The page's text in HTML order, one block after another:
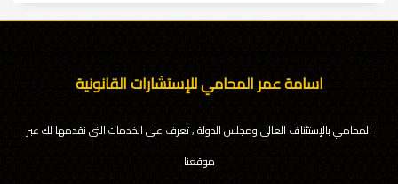
اسامة عمر المحامي للإستشارات القانونية
المحامي بالإستئناف العالى ومجلس الدولة , تعرف على الخدمات التى نقدمها لك عبر
موقعنا